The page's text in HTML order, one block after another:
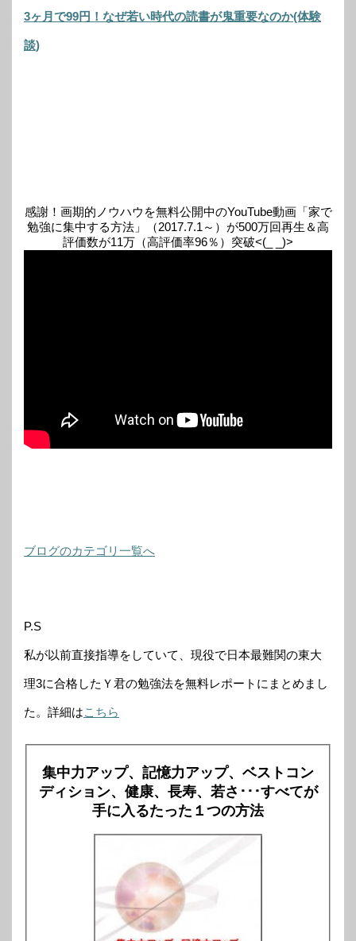
3ヶ月で99円！なぜ若い時代の読書が鬼重要なのか(体験
談)
感謝！画期的ノウハウを無料公開中のYouTube動画「家で
勉強に集中する方法」（2017.7.1～）が500万回再生＆高
評価数が11万（高評価率96％）突破<(_ _)>
ブログのカテゴリ一覧へ
P.S
私が以前直接指導をしていて、現役で日本最難関の東大
理3に合格したＹ君の勉強法を無料レポートにまとめまし
た。詳細はこちら
集中力アップ、記憶力アップ、ベストコン
ディション、健康、長寿、若さ･･･すべてが
手に入るたった１つの方法